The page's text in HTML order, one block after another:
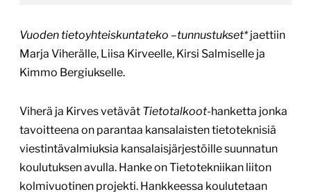
Vuoden tietoyhteiskuntateko –tunnustukset*jaettiin
Marja Viherälle, Liisa Kirveelle, Kirsi Salmiselle ja
Kimmo Bergiukselle.
Viherä ja Kirves vetävät Tietotalkoot-hanketta jonka
tavoitteena on parantaa kansalaisten tietoteknisiä
viestintävalmiuksia kansalaisjärjestöille suunnatun
koulutuksen avulla. Hanke on Tietotekniikan liiton
kolmivuotinen projekti. Hankkeessa koulutetaan